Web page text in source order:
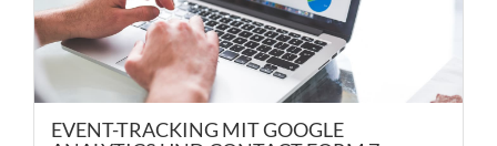
EVENT-TRACKING MIT GOOGLE